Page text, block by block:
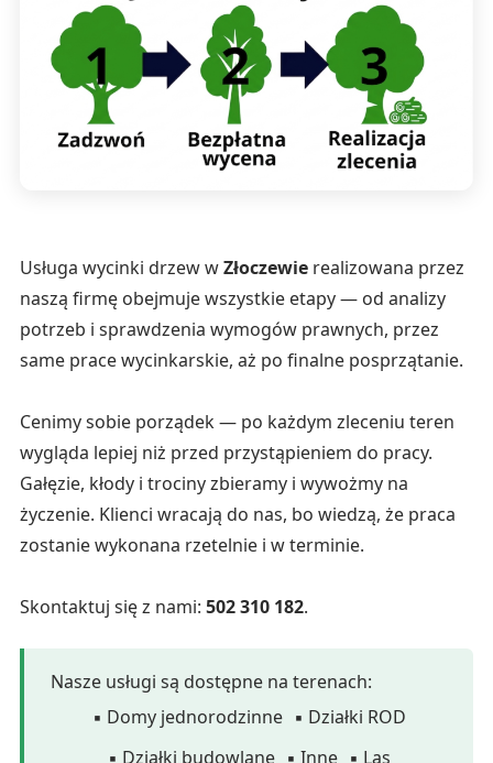
Usługa wycinki drzew wZłoczewierealizowana przez
naszą firmę obejmuje wszystkie etapy — od analizy
potrzeb i sprawdzenia wymogów prawnych, przez
same prace wycinkarskie, aż po finalne posprzątanie.
Cenimy sobie porządek — po każdym zleceniu teren
wygląda lepiej niż przed przystąpieniem do pracy.
Gałęzie, kłody i trociny zbieramy i wywożmy na
życzenie. Klienci wracają do nas, bo wiedzą, że praca
zostanie wykonana rzetelnie i w terminie.
Skontaktuj się z nami: 502 310 182.
Nasze usługi są dostępne na terenach:
▪ Domy jednorodzinne ▪ Działki ROD
▪ Działki budowlane ▪ Inne ▪ Las